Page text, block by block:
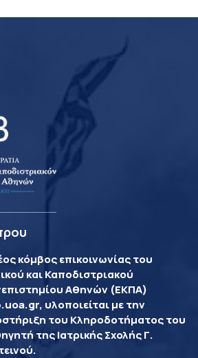
κόμβος επικοινωνίας του
και Καποδιστριακού
Αθηνών (ΕΚΠΑ)
υλοποιείται με την
του Κληροδοτήματος του
της Ιατρικής Σχολής Γ.